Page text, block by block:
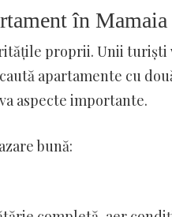
în
proprii. Unii
apartamente cu
aspecte importante.
bună: